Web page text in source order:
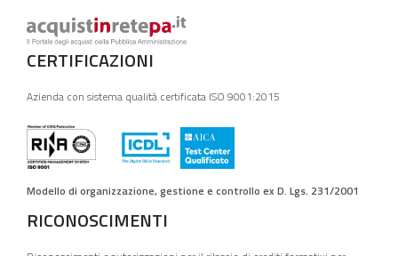
CERTIFICAZIONI
Azienda con sistema qualità certificata ISO 9001:2015
Modello di organizzazione, gestione e controllo ex D. Lgs. 231/2001
RICONOSCIMENTI